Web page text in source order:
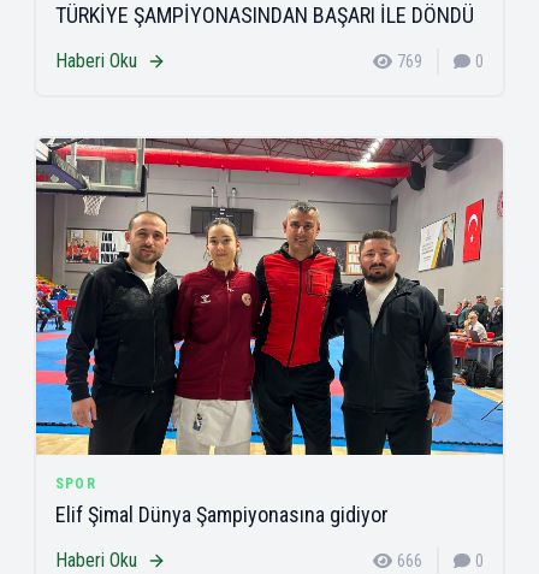
TÜRKİYE ŞAMPİYONASINDAN BAŞARI İLE DÖNDÜ
Haberi Oku 769 0
SPOR
Elif Şimal Dünya Şampiyonasına gidiyor
Haberi Oku 666 0